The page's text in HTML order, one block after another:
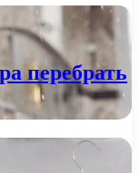
перебрать